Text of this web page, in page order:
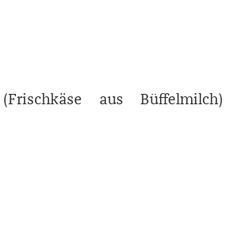
aus Büffelmilch)